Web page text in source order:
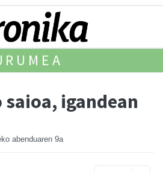
igandean
abenduaren 9a